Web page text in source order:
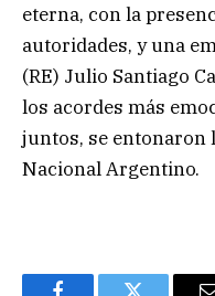
eterna, con la
autoridades, y una
(RE) Julio Santiago
los acordes más
juntos, se entonaron
Nacional Argentino.